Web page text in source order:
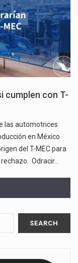
cumplen con T-
las automotrices
en México
del T-MEC para
Odracir…